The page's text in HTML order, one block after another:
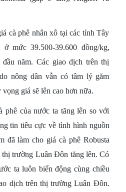
cà phê nhân xô tại các tỉnh Tây
mức 39.500-39.600 đồng/kg,
năm. Các giao dịch trên thị
nông dân vẫn có tâm lý găm
giá sẽ lên cao hơn nữa.
phê của nước ta tăng lên so với
tin tiêu cực về tình hình nguồn
đã làm cho giá cà phê Robusta
thị trường Luân Đôn tăng lên. Có
ta luôn biến động cùng chiều
dịch trên thị trường Luân Đôn.